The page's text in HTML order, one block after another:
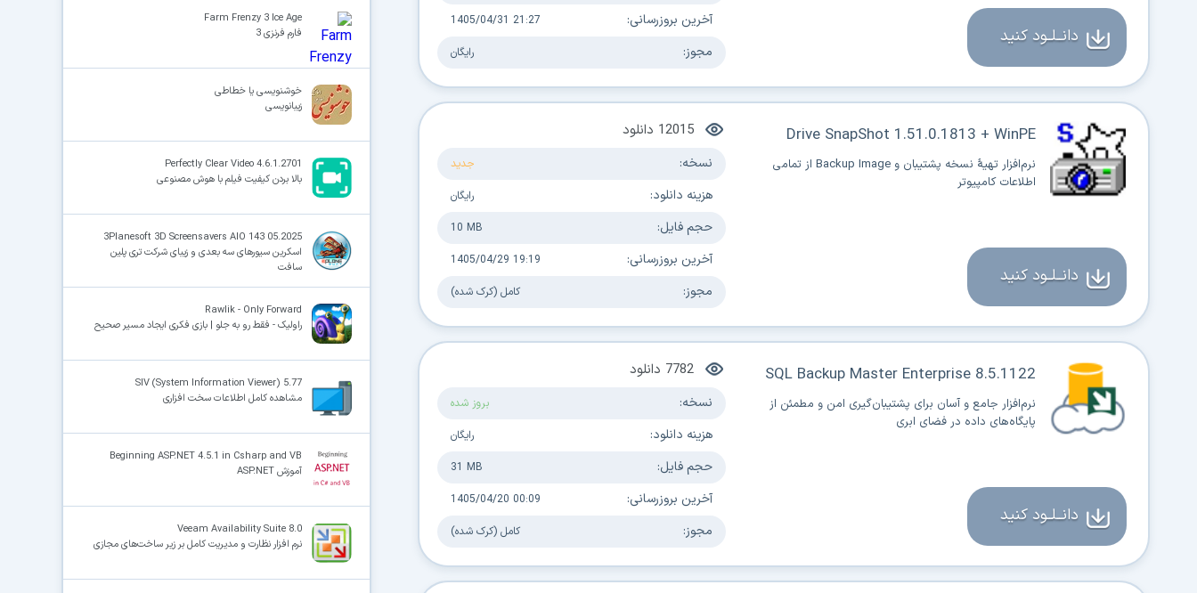
آخرین بروزرسانی: 1405/04/31 21:27
مجوز: رایگان
دانــلــود کنید
Drive SnapShot 1.51.0.1813 + WinPE
نرم‌افزار تهیهٔ نسخه پشتیبان و Backup Image از تمامی
اطلاعات کامپیوتر
12015 دانلود
نسخه: جدید
هزینه دانلود: رایگان
حجم فایل: 10 MB
آخرین بروزرسانی: 1405/04/29 19:19
مجوز: کامل (کرک شده)
دانــلــود کنید
SQL Backup Master Enterprise 8.5.1122
نرم‌افزار جامع و آسان برای پشتیبان‌گیری امن و مطمئن از
پایگاه‌های داده در فضای ابری
7782 دانلود
نسخه: بروز شده
هزینه دانلود: رایگان
حجم فایل: 31 MB
آخرین بروزرسانی: 1405/04/20 00:09
مجوز: کامل (کرک شده)
دانــلــود کنید
Farm Frenzy 3 Ice Age
فارم فرنزی 3
خوشنویسی یا خطاطی
زیبانویسی
Perfectly Clear Video 4.6.1.2701
بالا بردن کیفیت فیلم با هوش مصنوعی
3Planesoft 3D Screensavers AIO 143 05.2025
اسکرین سیورهای سه بعدی و زیبای شرکت تری پلین
سافت
Rawlik - Only Forward
راولیک - فقط رو به جلو | بازی فکری ایجاد مسیر صحیح
SIV (System Information Viewer) 5.77
مشاهده کامل اطلاعات سخت افزاری
Beginning ASP.NET 4.5.1 in Csharp and VB
آموزش ASP.NET
8.0 Veeam Availability Suite
نرم افزار نظارت و مدیریت کامل بر زیر ساخت‌های مجازی